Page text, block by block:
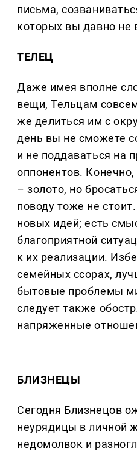
письма,
которых вы давно не
ТЕЛЕЦ
Даже имея вполне
вещи, Тельцам
же делиться им с
день вы не сможете
и не поддаваться на
оппонентов.
– золото, но
поводу тоже не
новых идей; есть
благоприятной
к их реализации.
семейных ссорах,
бытовые проблемы
следует также
напряженные
БЛИЗНЕЦЫ
Сегодня Близнецов
неурядицы в личной
недомолвок и